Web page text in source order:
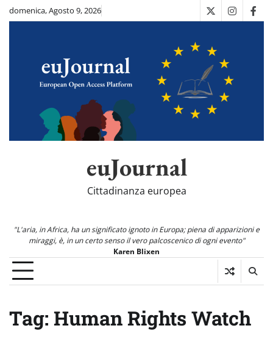
Skipdomenica, Agosto 9, 2026 X
euJournal
Cittadinanza europea
"L'aria, in Africa, ha un significato ignoto in Europa; piena di apparizioni e
miraggi, è, in un certo senso il vero palcoscenico di ogni evento"
Karen Blixen
Tag: Human Rights Watch